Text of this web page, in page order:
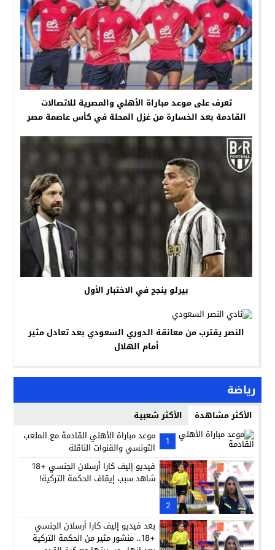
تعرف على موعد مباراة الأهلي والمصرية للاتصالات
القادمة بعد الخسارة من غزل المحلة في كأس عاصمة مصر
بيرلو ينجح في الاختبار الأول
النصر يقترب من معانقة الدوري السعودي بعد تعادل مثير
أمام الهلال
رياضة
الأكثر مشاهدة
الأكثر شعبية
1
موعد مباراة الأهلي القادمة مع الملعب
التونسي والقنوات الناقلة
2
فيديو إليف كارا أرسلان الجنسي +18
شاهد سبب إيقاف الحكمة التركية!
بعد فيديو إليف كارا أرسلان الجنسي
+18.. منشور مثير من الحكمة التركية